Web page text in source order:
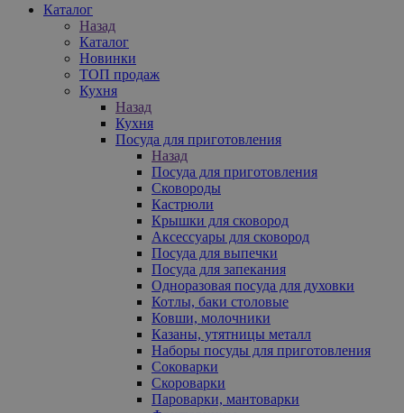
Каталог
Назад
Каталог
Новинки
ТОП продаж
Кухня
Назад
Кухня
Посуда для приготовления
Назад
Посуда для приготовления
Сковороды
Кастрюли
Крышки для сковород
Аксессуары для сковород
Посуда для выпечки
Посуда для запекания
Одноразовая посуда для духовки
Котлы, баки столовые
Ковши, молочники
Казаны, утятницы металл
Наборы посуды для приготовления
Соковарки
Скороварки
Пароварки, мантоварки